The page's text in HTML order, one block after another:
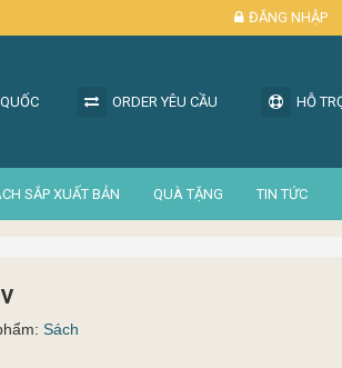
ĐĂNG NHẬP
ORDER YÊU CẦU HỖ
SẮP XUẤT BẢN QUÀ TẶNG TIN TỨC
Sách